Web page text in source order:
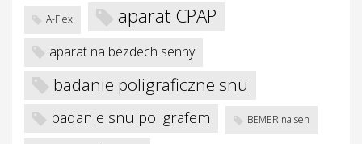
A-Flex aparat CPAP
aparat na bezdech senny
badanie poligraficzne snu
badanie snu poligrafem BEMER na sen